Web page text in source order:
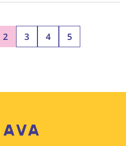
2 3 4
5